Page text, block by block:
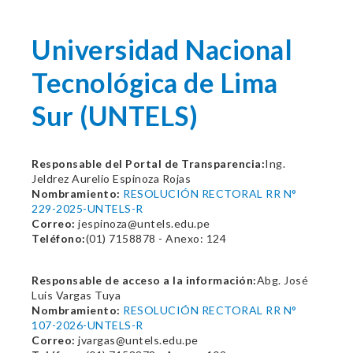
Universidad Nacional
Tecnológica de Lima
Sur (UNTELS)
Responsable del Portal de Transparencia:Ing.
Jeldrez Aurelio Espinoza Rojas
Nombramiento: RESOLUCIÓN RECTORAL RR N°
229-2025-UNTELS-R
Correo: jespinoza@untels.edu.pe
Teléfono:(01) 7158878 - Anexo: 124
Responsable de acceso a la información:Abg. José
Luis Vargas Tuya
Nombramiento: RESOLUCIÓN RECTORAL RR N°
107-2026-UNTELS-R
Correo: jvargas@untels.edu.pe